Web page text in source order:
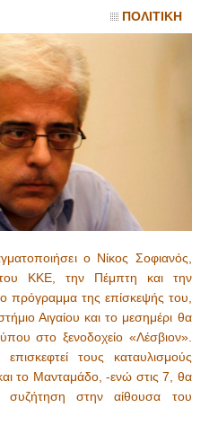
ΠΟΛΙΤΙΚΗ
ο Νίκος Σοφιανός,
ΚΚΕ, την Πέμπτη και την
πρόγραμμα της επίσκεψής του,
Αιγαίου και το μεσημέρι θα
στο ξενοδοχείο «Λέσβιον».
τους καταυλισμούς
το Μανταμάδο, -ενώ στις 7, θα
συζήτηση στην αίθουσα του